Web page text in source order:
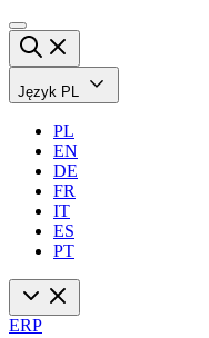
Język PL
PL
EN
DE
FR
IT
ES
PT
ERP